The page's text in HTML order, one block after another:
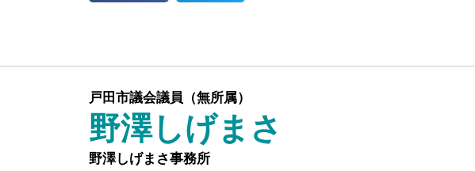
戸田市議会議員（無所属）
野澤しげまさ
野澤しげまさ事務所